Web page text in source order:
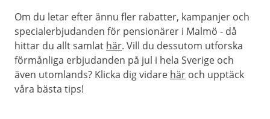
Om du letar efter ännu fler rabatter, kampanjer och
specialerbjudanden för pensionärer i Malmö - då
hittar du allt samlat här. Vill du dessutom utforska
förmånliga erbjudanden på jul i hela Sverige och
även utomlands? Klicka dig vidare här och upptäck
våra bästa tips!